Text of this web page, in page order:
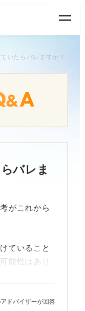
いたらバレますか？
バレま
がこれから
ていること
能性はあり
けるべきこ
アドバイザーが回答